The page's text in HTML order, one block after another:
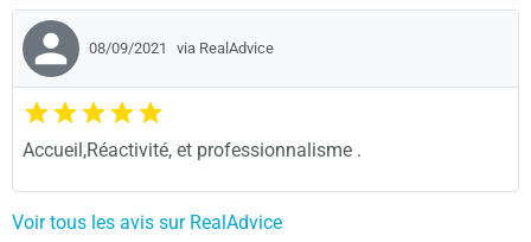
08/09/2021 via RealAdvice
Accueil,Réactivité, et professionnalisme .
Voir tous les avis sur RealAdvice